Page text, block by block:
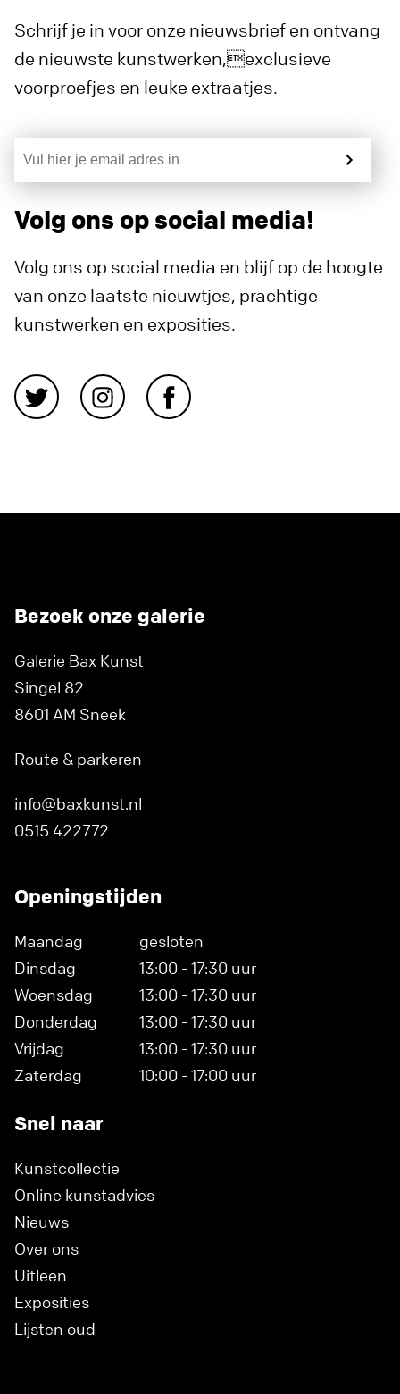
Schrijf je in voor onze nieuwsbrief en ontvang
de nieuwste kunstwerken,exclusieve
voorproefjes en leuke extraatjes.
Volg ons op social media!
Volg ons op social media en blijf op de hoogte
van onze laatste nieuwtjes, prachtige
kunstwerken en exposities.
Bezoek onze galerie
Galerie Bax Kunst
Singel 82
8601 AM Sneek
Route & parkeren
info@baxkunst.nl
0515 422772
Openingstijden
Maandag
gesloten
Dinsdag
13:00 - 17:30 uur
Woensdag
13:00 - 17:30 uur
Donderdag
13:00 - 17:30 uur
Vrijdag
13:00 - 17:30 uur
Zaterdag
10:00 - 17:00 uur
Snel naar
Kunstcollectie
Online kunstadvies
Nieuws
Over ons
Uitleen
Exposities
Lijsten oud